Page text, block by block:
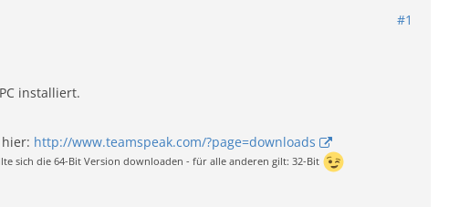
#1
installiert.
http://www.teamspeak.com/?page=downloads
sich die 64-Bit Version downloaden - für alle anderen gilt: 32-Bit